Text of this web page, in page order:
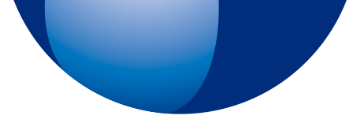
キーボードと機能について
IELTSペーパー版
IELTS 練習問題（ペーパー版）
高校生の皆様へ
大学・高校・企業関係の方
JSAF-IELTS 団体受験（特別会場実施）およびIELTSセミナー
IELTS推進校
JSAF-IELTS Academic Partner
IELTSティーチャー・トレーニング・コース
英語担当教員向け IELTS受験料助成制度